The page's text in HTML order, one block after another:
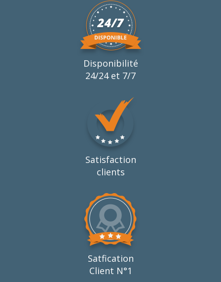
Disponibilité
24/24 et 7/7
Satisfaction
clients
Satfication
Client N°1